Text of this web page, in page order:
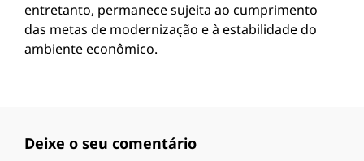
entretanto, permanece sujeita ao cumprimento
das metas de modernização e à estabilidade do
ambiente econômico.
Deixe o seu comentário